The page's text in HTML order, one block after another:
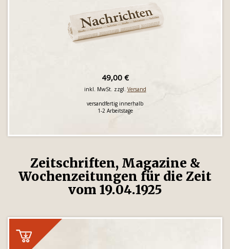
49,00 €
inkl. MwSt. zzgl. Versand
versandfertig innerhalb
1-2 Arbeitstage
Zeitschriften, Magazine &
Wochenzeitungen für die Zeit
vom 19.04.1925